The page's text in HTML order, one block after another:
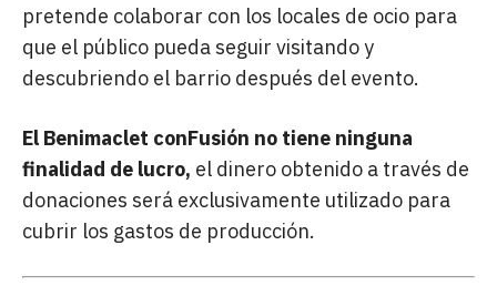
pretende colaborar con los locales de ocio para
que el público pueda seguir visitando y
descubriendo el barrio después del evento.
El Benimaclet conFusión no tiene ninguna
finalidad de lucro, el dinero obtenido a través de
donaciones será exclusivamente utilizado para
cubrir los gastos de producción.